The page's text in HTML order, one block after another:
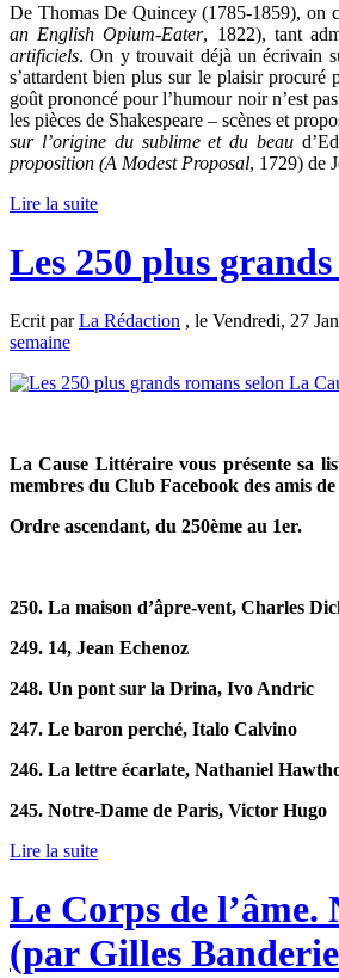
De Thomas De Quincey (1785-1859), on
an English Opium-Eater, 1822), tant
artificiels. On y trouvait déjà un écrivain
s’attardent bien plus sur le plaisir procuré
goût prononcé pour l’humour noir n’est
les pièces de Shakespeare – scènes et
sur l’origine du sublime et du beau
proposition (A Modest Proposal, 1729) de
Lire la suite
Les 250 plus
Ecrit parLa Rédaction , le Vendredi, 27
semaine
La Cause Littéraire vous présente sa
membres du Club Facebook des amis
Ordre ascendant, du 250ème au 1er.
250. La maison d’âpre-vent, Charles
249. 14, Jean Echenoz
248. Un pont sur la Drina, Ivo Andric
247. Le baron perché, Italo Calvino
246. La lettre écarlate, Nathaniel
245. Notre-Dame de Paris, Victor Hugo
Lire la suite
Le Corps de
(par Gilles